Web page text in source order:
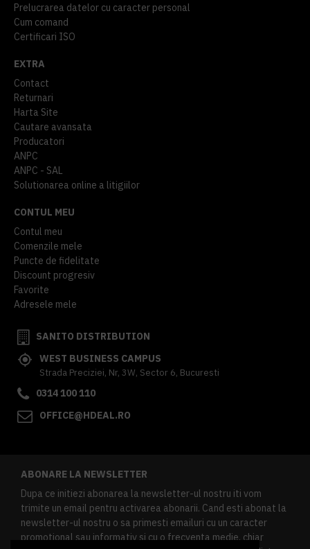
Prelucrarea datelor cu caracter personal
Cum comand
Certificari ISO
EXTRA
Contact
Returnari
Harta Site
Cautare avansata
Producatori
ANPC
ANPC - SAL
Solutionarea online a litigiilor
CONTUL MEU
Contul meu
Comenzile mele
Puncte de fidelitate
Discount progresiv
Favorite
Adresele mele
SANITO DISTRIBUTION
WEST BUSINESS CAMPUS
Strada Preciziei, Nr, 3W, Sector 6, Bucuresti
0314 100 110
OFFICE@HDEAL.RO
ABONARE LA NEWSLETTER
Dupa ce initiezi abonarea la newsletter-ul nostru iti vom
trimite un email pentru activarea abonarii. Cand esti abonat la
newsletter-ul nostru o sa primesti emailuri cu un caracter
promotional sau informativ si cu o frecventa medie, chiar